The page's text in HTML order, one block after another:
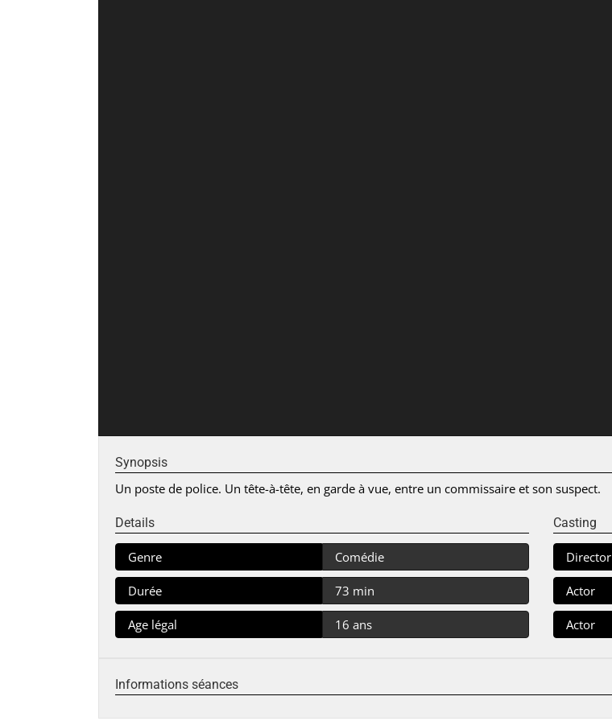
Synopsis
Un poste de police. Un tête-à-tête, en garde à vue, entre un commissaire et son suspect.
Details
Genre Comédie
Durée 73 min
Age légal 16 ans
Casting
Director
Actor
Actor
Informations séances